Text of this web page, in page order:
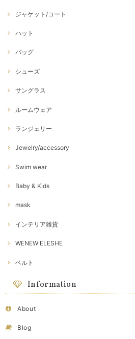
ジャケット/コート
ハット
バッグ
シューズ
サングラス
ルームウェア
ランジェリー
Jewelry/accessory
Swim wear
Baby & Kids
mask
インテリア雑貨
WENEW ELESHE
ベルト
Information
About
Blog